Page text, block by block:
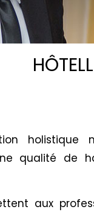
holistique
qualité de
aux